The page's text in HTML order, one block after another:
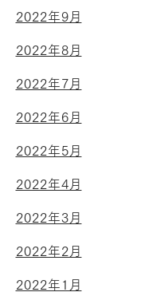
2022年9月
2022年8月
2022年7月
2022年6月
2022年5月
2022年4月
2022年3月
2022年2月
2022年1月